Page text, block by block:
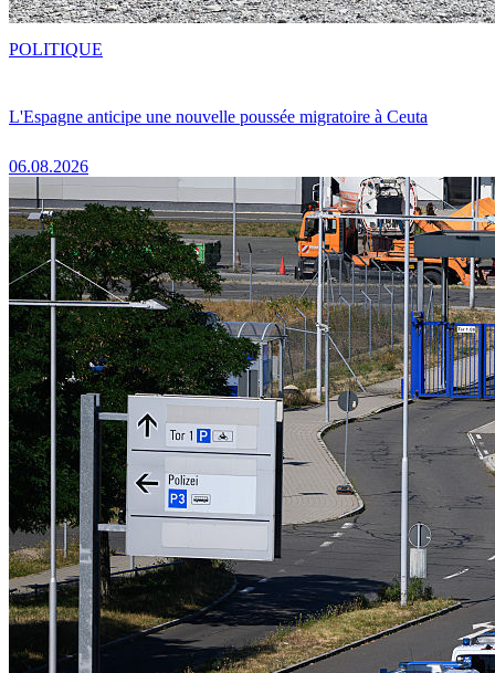
L'Espagne anticipe une nouvelle poussée migratoire à Ceuta
06.08.2026
POLITIQUE